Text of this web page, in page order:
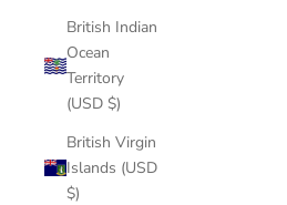
British Indian
Ocean
Territory
(USD $)
British Virgin
Islands (USD
$)